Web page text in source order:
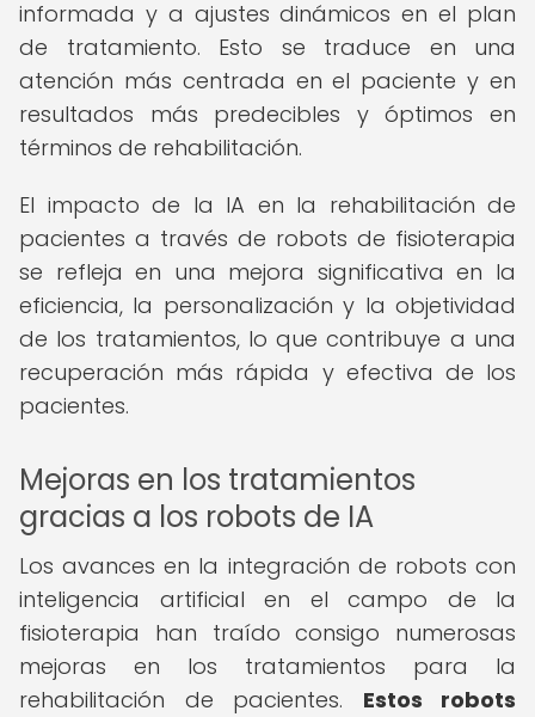
informada y a ajustes dinámicos en el plan
de tratamiento. Esto se traduce en una
atención más centrada en el paciente y en
resultados más predecibles y óptimos en
términos de rehabilitación.
El impacto de la IA en la rehabilitación de
pacientes a través de robots de fisioterapia
se refleja en una mejora significativa en la
eficiencia, la personalización y la objetividad
de los tratamientos, lo que contribuye a una
recuperación más rápida y efectiva de los
pacientes.
Mejoras en los tratamientos
gracias a los robots de IA
Los avances en la integración de robots con
inteligencia artificial en el campo de la
fisioterapia han traído consigo numerosas
mejoras en los tratamientos para la
rehabilitación de pacientes. Estos robots